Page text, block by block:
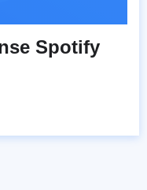
Spotify